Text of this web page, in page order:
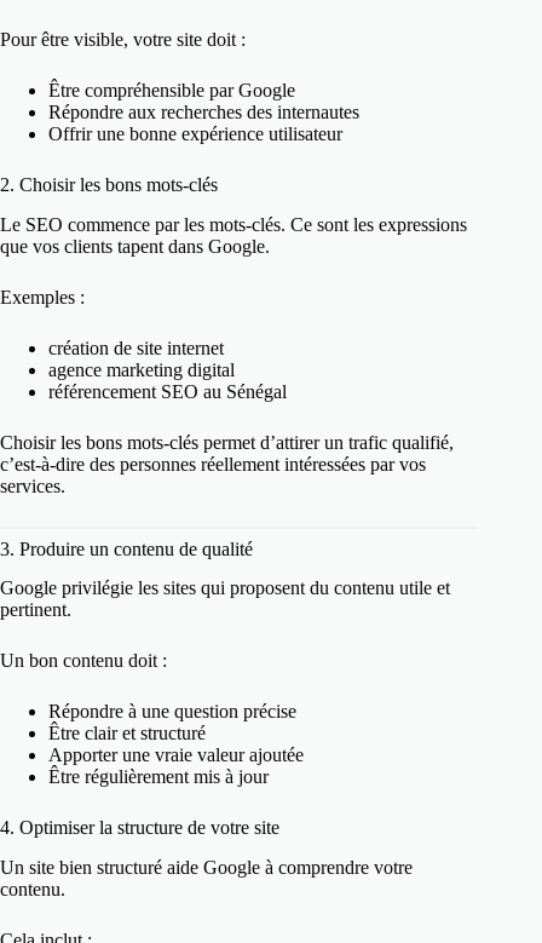
Pour être visible, votre site doit :
Être compréhensible par Google
Répondre aux recherches des internautes
Offrir une bonne expérience utilisateur
2. Choisir les bons mots-clés
Le SEO commence par les mots-clés. Ce sont les expressions
que vos clients tapent dans Google.
Exemples :
création de site internet
agence marketing digital
référencement SEO au Sénégal
Choisir les bons mots-clés permet d’attirer un trafic qualifié,
c’est-à-dire des personnes réellement intéressées par vos
services.
3. Produire un contenu de qualité
Google privilégie les sites qui proposent du contenu utile et
pertinent.
Un bon contenu doit :
Répondre à une question précise
Être clair et structuré
Apporter une vraie valeur ajoutée
Être régulièrement mis à jour
4. Optimiser la structure de votre site
Un site bien structuré aide Google à comprendre votre
contenu.